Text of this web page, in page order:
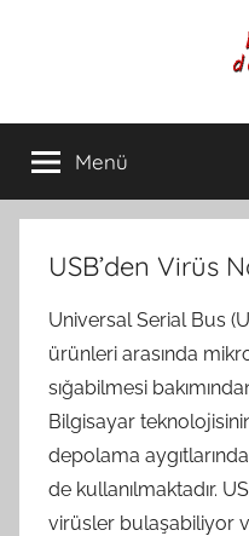
Bilgi
Deposu
Günlük
Yaşam
ve
Rehber
İçerikleri
Menü
USB’den Virüs
Universal Serial Bus
ürünleri arasında
sığabilmesi
Bilgisayar
depolama
de kullanılmaktadır.
virüsler bulaşabiliyor